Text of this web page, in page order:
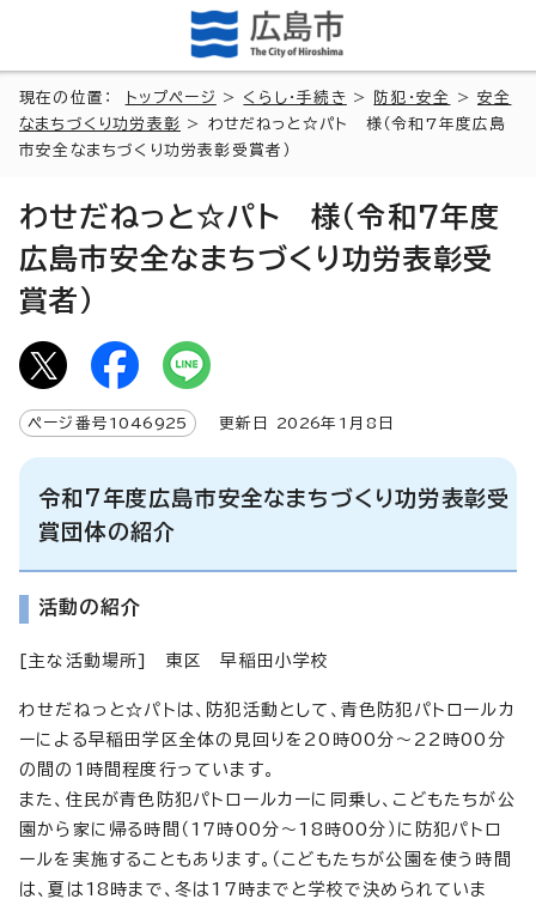
現在の位置： トップページ > くらし・手続き > 防犯・安全 >安全
なまちづくり功労表彰 > わせだねっと☆パト 様（令和7年度広島
市安全なまちづくり功労表彰受賞者）
わせだねっと☆パト 様（令和7年度
広島市安全なまちづくり功労表彰受
賞者）
ページ番号 1046925 更新日 2026年1月8日
令和7年度広島市安全なまちづくり功労表彰受
賞団体の紹介
活動の紹介
[主な活動場所] 東区 早稲田小学校
わせだねっと☆パトは、防犯活動として、青色防犯パトロールカ
ーによる早稲田学区全体の見回りを20時00分～22時00分
の間の1時間程度行っています。
また、住民が青色防犯パトロールカーに同乗し、こどもたちが公
園から家に帰る時間（17時00分～18時00分）に防犯パトロ
ールを実施することもあります。（こどもたちが公園を使う時間
は、夏は18時まで、冬は17時までと学校で決められていま